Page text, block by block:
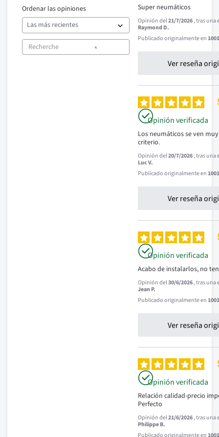
Ordenar las opiniones Super neumáticos
Opinión del21/7/2026, tras una
Raymond D.
Publicado originalmente en
Ver reseña
Opinión verificada
Los neumáticos se ven
criterio.
Opinión del20/7/2026, tras una
Luc V.
Publicado originalmente en
Ver reseña
Opinión verificada
Acabo de instalarlos, no
Opinión del30/6/2026, tras una
Jean P.
Publicado originalmente en
Ver reseña
Opinión verificada
Relación calidad-precio
Perfecto
Opinión del21/6/2026, tras una
Philippe B.
Publicado originalmente en